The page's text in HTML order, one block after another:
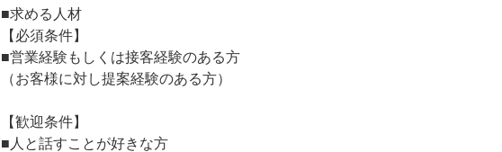
■求める人材
【必須条件】
■営業経験もしくは接客経験のある方
（お客様に対し提案経験のある方）
【歓迎条件】
■人と話すことが好きな方